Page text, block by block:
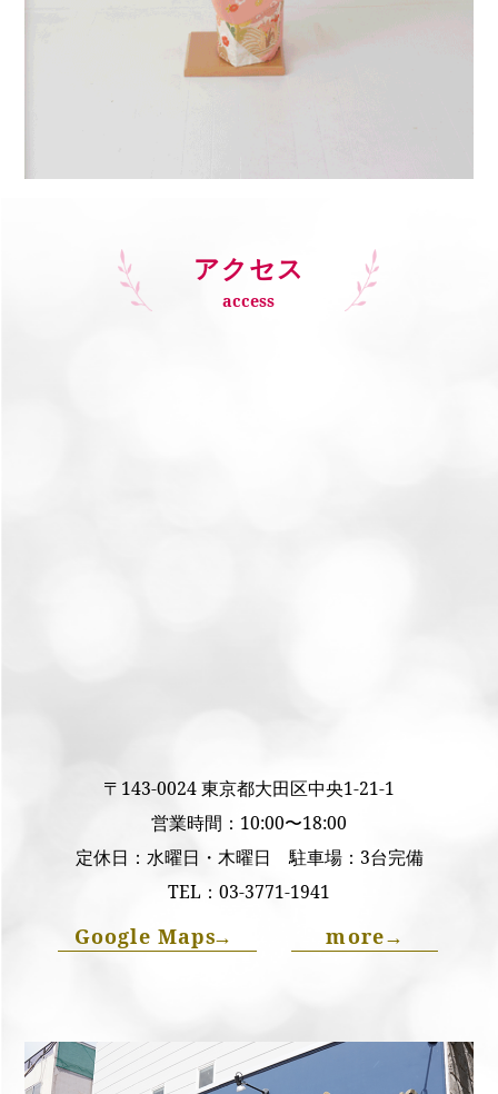
アクセス
access
〒143-0024 東京都大田区中央1-21-1
営業時間：10:00〜18:00
定休日：水曜日・木曜日 駐車場：3台完備
TEL： 03-3771-1941
Google Maps→ more→